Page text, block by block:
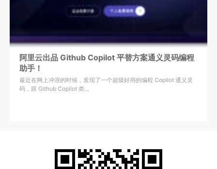
阿里云出品 Github Copilot 平替方案通义灵码编程
助手！
最近在网上冲浪的时候，发现了一个超级好用的编程 Copilot 通义灵
码，跟 Github Copilot 类…